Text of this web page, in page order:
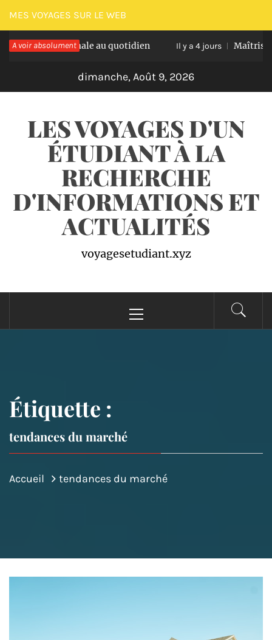
Passer
au
contenu
MES VOYAGES SUR LE WEB
A voir absolument
optimale au quotidien Il y a 4 jours Maîtriser les
dimanche, Août 9, 2026
LES VOYAGES D'UN
ÉTUDIANT À LA
RECHERCHE
D'INFORMATIONS ET
ACTUALITÉS
voyagesetudiant.xyz
principal
Étiquette :
tendances du marché
Accueil tendances du marché